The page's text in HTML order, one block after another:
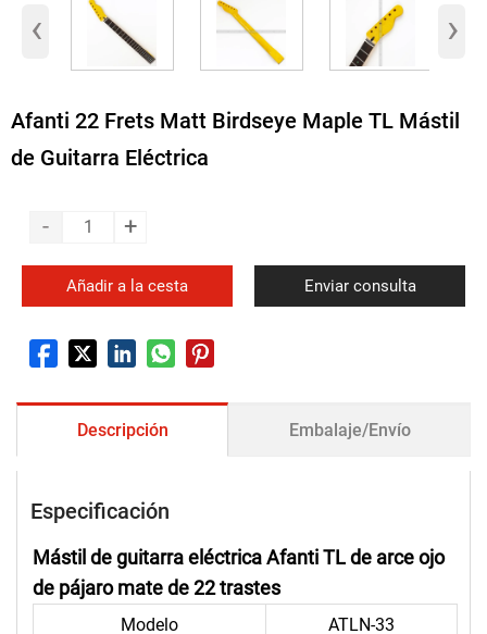
‹ ›
Afanti 22 Frets Matt Birdseye Maple TL Mástil
de Guitarra Eléctrica
- +
Añadir a la cesta Enviar consulta
Descripción Embalaje/Envío
Especificación
Mástil de guitarra eléctrica Afanti TL de arce ojo
de pájaro mate de 22 trastes
Modelo ATLN-33